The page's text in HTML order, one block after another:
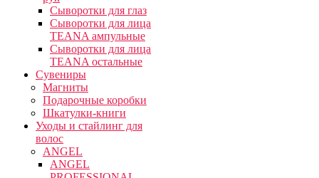
Сыворотки для глаз
Сыворотки для лица
TEANA ампульные
Сыворотки для лица
TEANA остальные
Сувениры
Магниты
Подарочные коробки
Шкатулки-книги
Уходы и стайлинг для
волос
ANGEL
ANGEL